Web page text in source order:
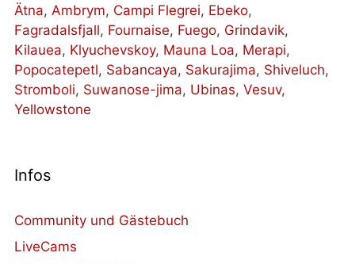
Ätna, Ambrym, Campi Flegrei, Ebeko,
Fagradalsfjall, Fournaise, Fuego, Grindavik,
Kilauea, Klyuchevskoy, Mauna Loa, Merapi,
Popocatepetl, Sabancaya, Sakurajima, Shiveluch,
Stromboli, Suwanose-jima, Ubinas, Vesuv,
Yellowstone
Infos
Community und Gästebuch
LiveCams